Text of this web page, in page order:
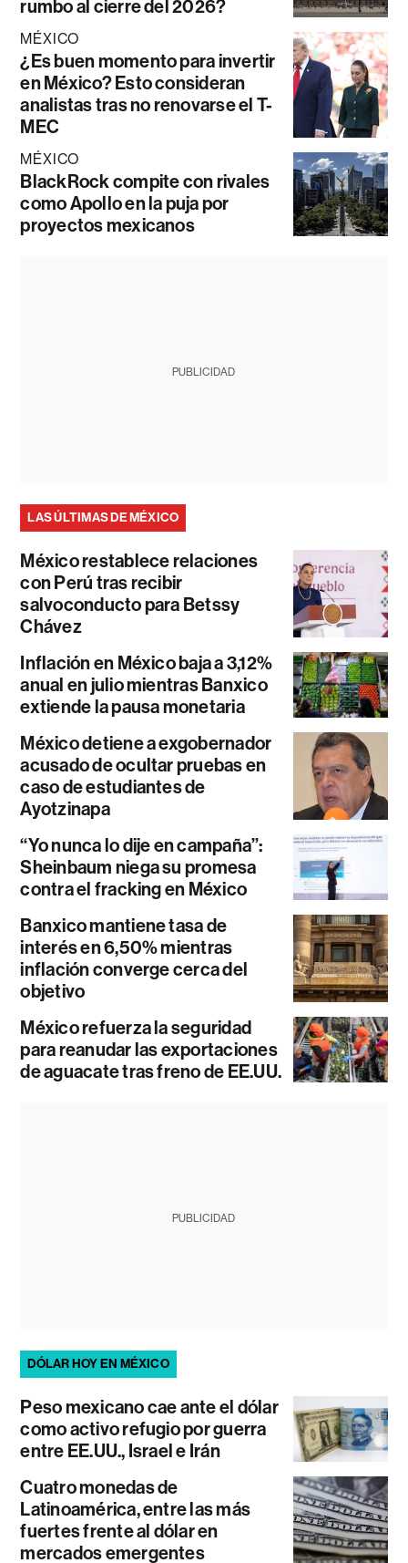
rumbo al cierre del 2026?
MÉXICO
¿Es buen momento para invertir
en México? Esto consideran
analistas tras no renovarse el T-
MEC
MÉXICO
BlackRock compite con rivales
como Apollo en la puja por
proyectos mexicanos
PUBLICIDAD
LAS ÚLTIMAS DE MÉXICO
México restablece relaciones
con Perú tras recibir
salvoconducto para Betssy
Chávez
Inflación en México baja a 3,12%
anual en julio mientras Banxico
extiende la pausa monetaria
México detiene a exgobernador
acusado de ocultar pruebas en
caso de estudiantes de
Ayotzinapa
“Yo nunca lo dije en campaña”:
Sheinbaum niega su promesa
contra el fracking en México
Banxico mantiene tasa de
interés en 6,50% mientras
inflación converge cerca del
objetivo
México refuerza la seguridad
para reanudar las exportaciones
de aguacate tras freno de EE.UU.
PUBLICIDAD
DÓLAR HOY EN MÉXICO
Peso mexicano cae ante el dólar
como activo refugio por guerra
entre EE.UU., Israel e Irán
Cuatro monedas de
Latinoamérica, entre las más
fuertes frente al dólar en
mercados emergentes